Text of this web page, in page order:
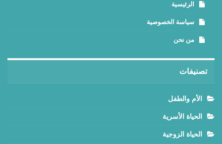
الرئيسية
سياسة الخصوصية
من نحن
تصنيفات
الأم والطفل
الحياة الأسرية
الحياة الزوجية